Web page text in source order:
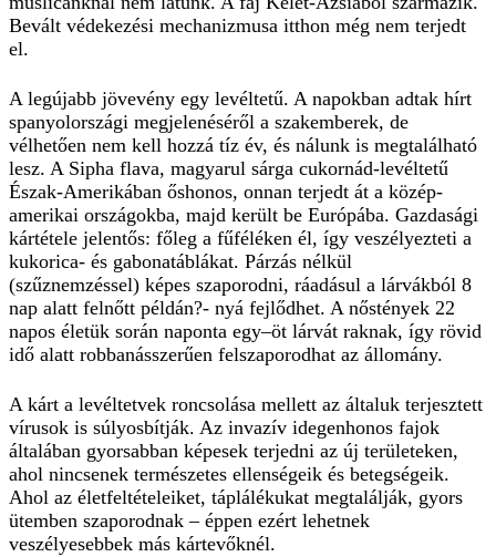
Bevált védekezési mechanizmusa itthon még nem terjedt
el.
A legújabb jövevény egy levéltetű. A napokban adtak hírt
spanyolországi megjelenéséről a szakemberek, de
vélhetően nem kell hozzá tíz év, és nálunk is megtalálható
lesz. A Sipha flava, magyarul sárga cukornád-levéltetű
Észak-Amerikában őshonos, onnan terjedt át a közép-
amerikai országokba, majd került be Európába. Gazdasági
kártétele jelentős: főleg a fűféléken él, így veszélyezteti a
kukorica- és gabonatáblákat. Párzás nélkül
(szűznemzéssel) képes szaporodni, ráadásul a lárvákból 8
nap alatt felnőtt példán?- nyá fejlődhet. A nőstények 22
napos életük során naponta egy–öt lárvát raknak, így rövid
idő alatt robbanásszerűen felszaporodhat az állomány.
A kárt a levéltetvek roncsolása mellett az általuk terjesztett
vírusok is súlyosbítják. Az invazív idegenhonos fajok
általában gyorsabban képesek terjedni az új területeken,
ahol nincsenek természetes ellenségeik és betegségeik.
Ahol az életfeltételeiket, táplálékukat megtalálják, gyors
ütemben szaporodnak – éppen ezért lehetnek
veszélyesebbek más kártevőknél.